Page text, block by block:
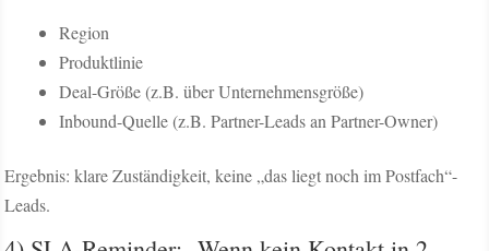
Region
Produktlinie
Deal-Größe (z.B. über Unternehmensgröße)
Inbound-Quelle (z.B. Partner-Leads an Partner-Owner)
Ergebnis: klare Zuständigkeit, keine „das liegt noch im Postfach“-
Leads.